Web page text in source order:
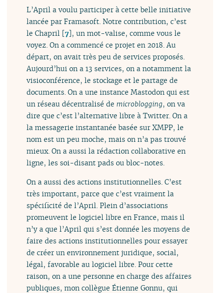
L’April a voulu participer à cette belle initiative
lancée par Framasoft. Notre contribution, c’est
le Chapril [7], un mot-valise, comme vous le
voyez. On a commencé ce projet en 2018. Au
départ, on avait très peu de services proposés.
Aujourd’hui on a 13 services, on a notamment la
visioconférence, le stockage et le partage de
documents. On a une instance Mastodon qui est
un réseau décentralisé de microblogging, on va
dire que c’est l’alternative libre à Twitter. On a
la messagerie instantanée basée sur XMPP, le
nom est un peu moche, mais on n’a pas trouvé
mieux. On a aussi la rédaction collaborative en
ligne, les soi-disant pads ou bloc-notes.
On a aussi des actions institutionnelles. C’est
très important, parce que c’est vraiment la
spécificité de l’April. Plein d’associations
promeuvent le logiciel libre en France, mais il
n’y a que l’April qui s’est donnée les moyens de
faire des actions institutionnelles pour essayer
de créer un environnement juridique, social,
légal, favorable au logiciel libre. Pour cette
raison, on a une personne en charge des affaires
publiques, mon collègue Étienne Gonnu, qui